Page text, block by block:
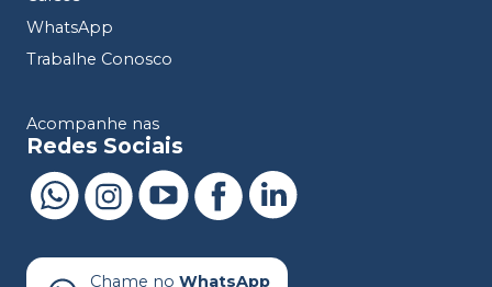
WhatsApp
Trabalhe Conosco
Acompanhe nas
Redes Sociais
Chame no WhatsApp